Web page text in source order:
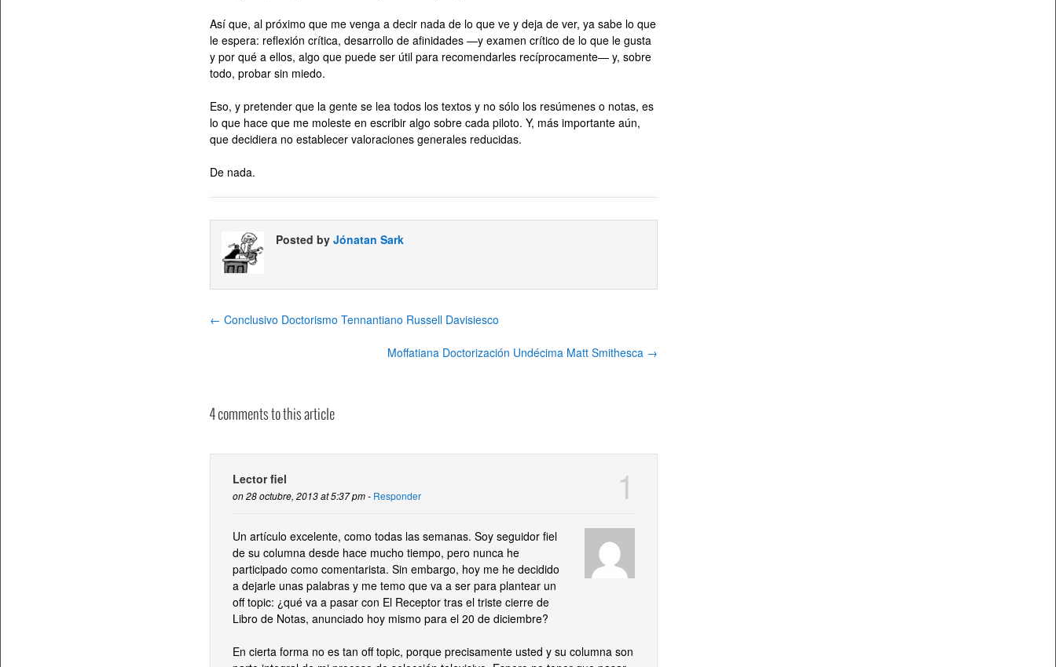
Así que, al próximo que me venga a decir nada de lo que ve y deja de ver, ya sabe lo que
le espera: reflexión crítica, desarrollo de afinidades —y examen crítico de lo que le gusta
y por qué a ellos, algo que puede ser útil para recomendarles recíprocamente— y, sobre
todo, probar sin miedo.
Eso, y pretender que la gente se lea todos los textos y no sólo los resúmenes o notas, es
lo que hace que me moleste en escribir algo sobre cada piloto. Y, más importante aún,
que decidiera no establecer valoraciones generales reducidas.
De nada.
Posted by Jónatan Sark
← Conclusivo Doctorismo Tennantiano Russell Davisiesco
Moffatiana Doctorización Undécima Matt Smithesca →
4 comments to this article
Lector fiel
on 28 octubre, 2013 at 5:37 pm - Responder
Un artículo excelente, como todas las semanas. Soy seguidor fiel
de su columna desde hace mucho tiempo, pero nunca he
participado como comentarista. Sin embargo, hoy me he decidido
a dejarle unas palabras y me temo que va a ser para plantear un
off topic: ¿qué va a pasar con El Receptor tras el triste cierre de
Libro de Notas, anunciado hoy mismo para el 20 de diciembre?
En cierta forma no es tan off topic, porque precisamente usted y su columna son